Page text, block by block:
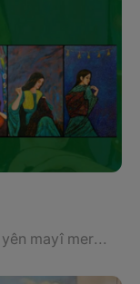
Niha tabloyên Abdulmutaleb Gardî yên mayî meraq dikim û dipirsim: Gelo huner dê tiştê ku me li bajaran wenda kir dîsa bide me?